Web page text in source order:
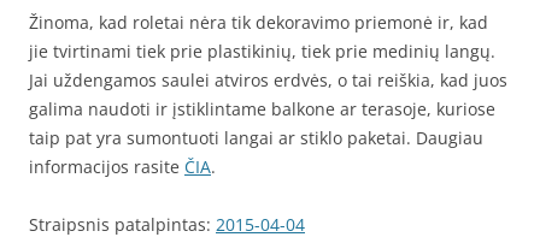
Žinoma, kad roletai nėra tik dekoravimo priemonė ir, kad
jie tvirtinami tiek prie plastikinių, tiek prie medinių langų.
Jai uždengamos saulei atviros erdvės, o tai reiškia, kad juos
galima naudoti ir įstiklintame balkone ar terasoje, kuriose
taip pat yra sumontuoti langai ar stiklo paketai. Daugiau
informacijos rasite ČIA.
Straipsnis patalpintas: 2015-04-04